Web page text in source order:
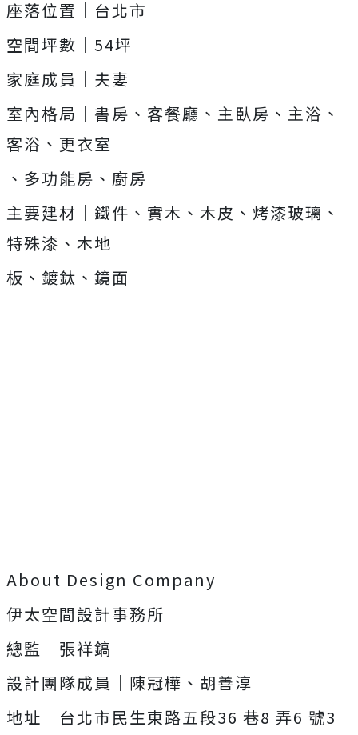
座落位置｜台北市
空間坪數｜54坪
家庭成員｜夫妻
室內格局｜書房、客餐廳、主臥房、主浴、
客浴、更衣室
、多功能房、廚房
主要建材｜鐵件、實木、木皮、烤漆玻璃、
特殊漆、木地
板、鍍鈦、鏡面
About Design Company
伊太空間設計事務所
總監｜張祥鎬
設計團隊成員｜陳冠樺、胡善淳
地址｜台北市民生東路五段36 巷8 弄6 號3